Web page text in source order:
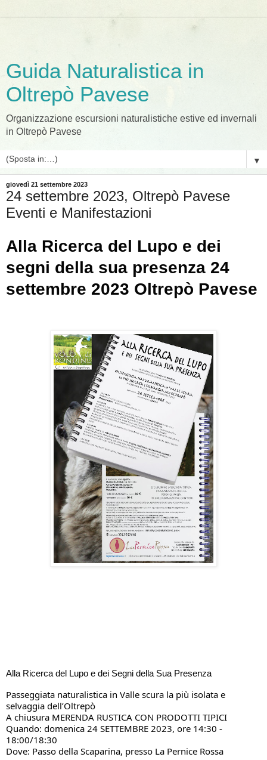
Guida Naturalistica in
Oltrepò Pavese
Organizzazione escursioni naturalistiche estive ed invernali
in Oltrepò Pavese
▼
giovedì 21 settembre 2023
24 settembre 2023, Oltrepò Pavese
Eventi e Manifestazioni
Alla Ricerca del Lupo e dei
segni della sua presenza 24
settembre 2023 Oltrepò Pavese
Alla Ricerca del Lupo e dei Segni della Sua Presenza
Passeggiata naturalistica in Valle scura la più isolata e
selvaggia dell’Oltrepò
A chiusura MERENDA RUSTICA CON PRODOTTI TIPICI
Quando: domenica 24 SETTEMBRE 2023, ore 14:30 -
18:00/18:30
Dove: Passo della Scaparina, presso La Pernice Rossa